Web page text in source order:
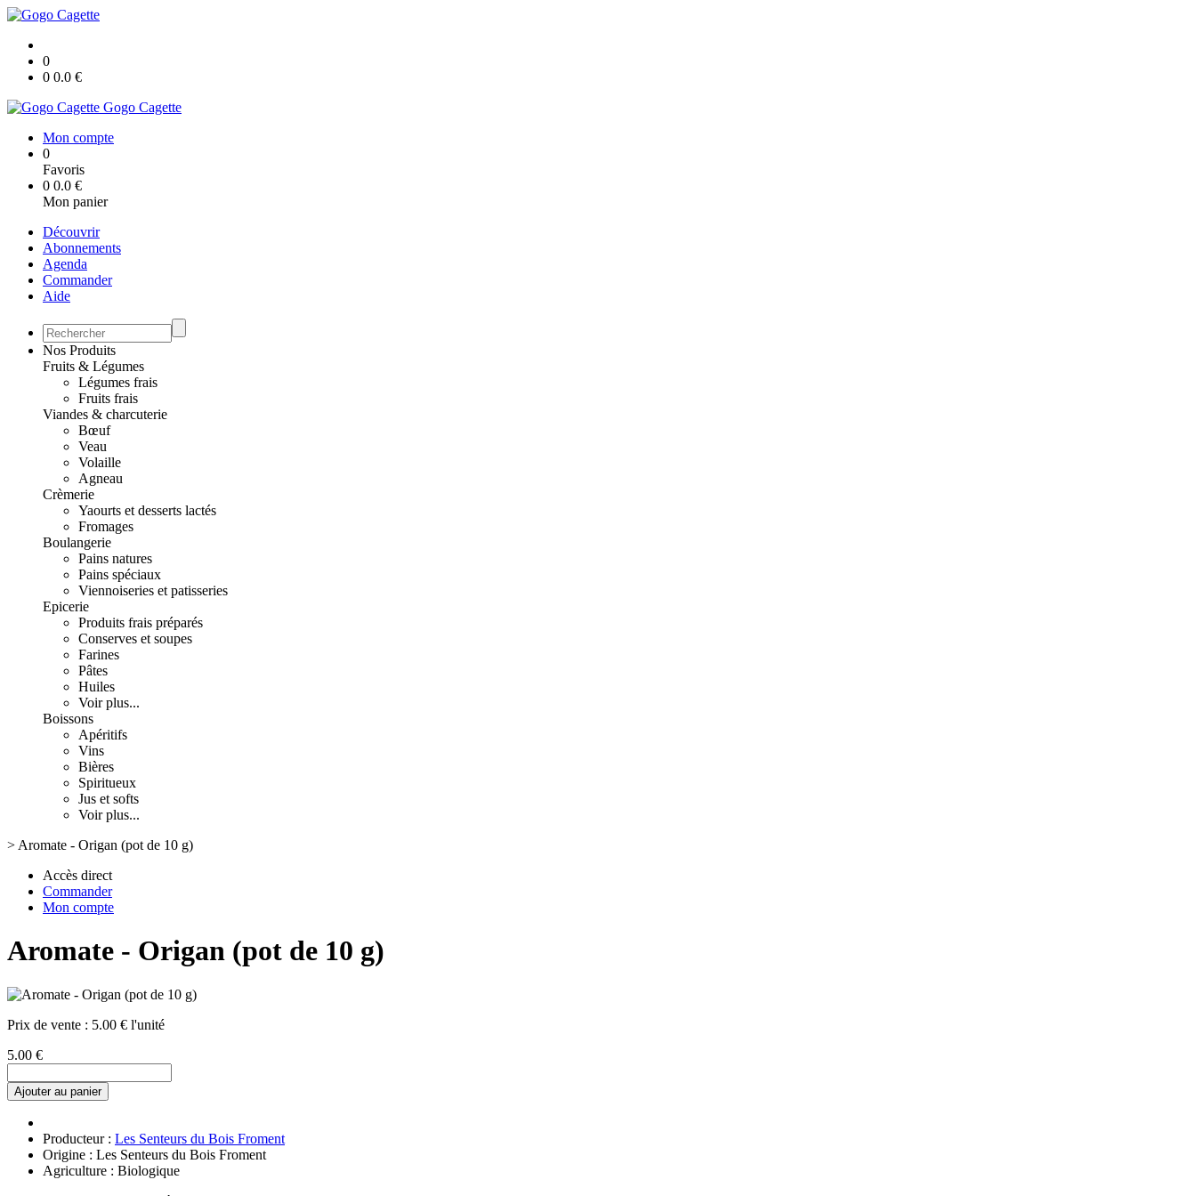
0
0 0.0 €
Gogo Cagette
Mon compte
0
Favoris
0 0.0 €
Mon panier
Découvrir
Abonnements
Agenda
Commander
Aide
Nos Produits
Fruits & Légumes
Légumes frais
Fruits frais
Viandes & charcuterie
Bœuf
Veau
Volaille
Agneau
Crèmerie
Yaourts et desserts lactés
Fromages
Boulangerie
Pains natures
Pains spéciaux
Viennoiseries et patisseries
Epicerie
Produits frais préparés
Conserves et soupes
Farines
Pâtes
Huiles
Voir plus...
Boissons
Apéritifs
Vins
Bières
Spiritueux
Jus et softs
Voir plus...
> Aromate - Origan (pot de 10 g)
Accès direct
Commander
Mon compte
Aromate - Origan (pot de 10 g)
Prix de vente : 5.00 € l'unité
5.00 €
Ajouter au panier
Producteur : Les Senteurs du Bois Froment
Origine : Les Senteurs du Bois Froment
Agriculture : Biologique